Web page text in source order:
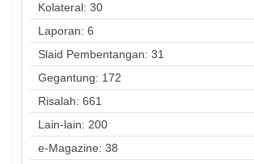
Kolateral: 30
Laporan: 6
Slaid Pembentangan: 31
Gegantung: 172
Risalah: 661
Lain-lain: 200
e-Magazine: 38